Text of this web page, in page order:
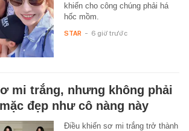
khiến cho công chúng phải há
hốc mồm.
STAR - 6 giờ trước
mi trắng, nhưng không phải
đẹp như cô nàng này
Điều khiến sơ mi trắng trở thành